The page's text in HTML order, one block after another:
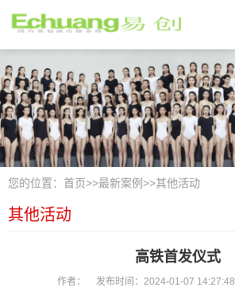
您的位置： 首页>>最新案例>>其他活动
其他活动
高铁首发仪式
作者： 发布时间：2024-01-07 14:27:48